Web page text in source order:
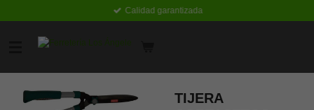
contenido
principal
Calidad garantizada
TIJERA